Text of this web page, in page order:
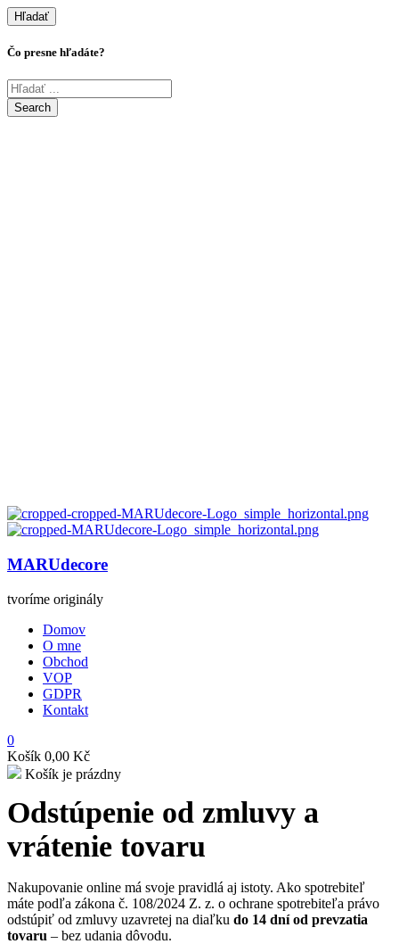
Hľadať
Čo presne hľadáte?
MARUdecore
tvoríme originály
Domov
O mne
Obchod
VOP
GDPR
Kontakt
0
Košík 0,00 Kč
Košík je prázdny
Odstúpenie od zmluvy a
vrátenie tovaru
Nakupovanie online má svoje pravidlá aj istoty. Ako spotrebiteľ
máte podľa zákona č. 108/2024 Z. z. o ochrane spotrebiteľa právo
odstúpiť od zmluvy uzavretej na diaľku do 14 dní od prevzatia
tovaru – bez udania dôvodu.